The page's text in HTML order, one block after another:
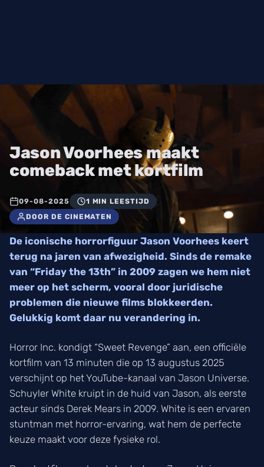
Jason Voorhees maakt
comeback met kortfilm
09-08-2025
1 MIN LEESTIJD
DOOR DE CINEMATEN
De iconische horrorfiguur Jason Voorhees keert
terug na jaren van afwezigheid. Sinds de remake
van “Friday the 13th” in 2009 zagen we hem niet
meer op het scherm, vooral door juridische
problemen die nieuwe films blokkeerden.
Gelukkig komt daar nu verandering in.
Horror Inc. kondigt “Sweet Revenge” aan, een officiële
kortfilm van 13 minuten die op 13 augustus 2025
verschijnt op het YouTube-kanaal van Jason Universe.
Schuyler White kruipt in de huid van Jason, als eerste
acteur sinds Derek Mears in 2009. White is een ervaren
stuntman met horror-ervaring, wat hem de perfecte
keuze maakt voor deze fysieke rol.